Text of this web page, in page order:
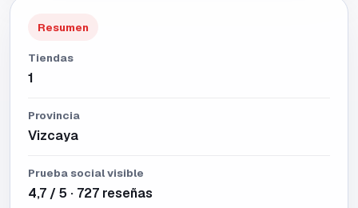
Resumen
Tiendas
1
Provincia
Vizcaya
Prueba social visible
4,7 / 5 · 727 reseñas